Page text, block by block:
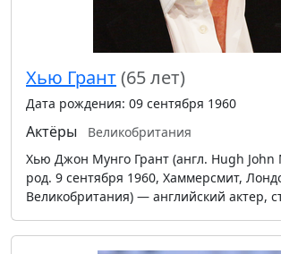
Хью Грант (65 лет)
Дата рождения: 09 сентября 1960
Актёры
Великобритания
Хью Джон Мунго Грант (англ. Hugh John
род. 9 сентября 1960, Хаммерсмит,
Великобритания) — английский актер,